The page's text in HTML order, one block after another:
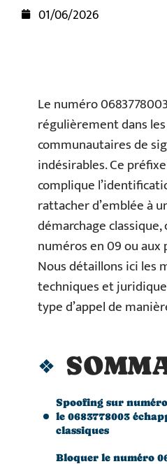
01/06/2026
Le numéro
régulièrement dans
communautaires de
indésirables. Ce
complique
rattacher d’emblée à
démarchage
numéros en 09 ou aux
Nous détaillons ici les
techniques et
type d’appel de
Spoofing sur
le 0683778003
classiques
Bloquer le numéro